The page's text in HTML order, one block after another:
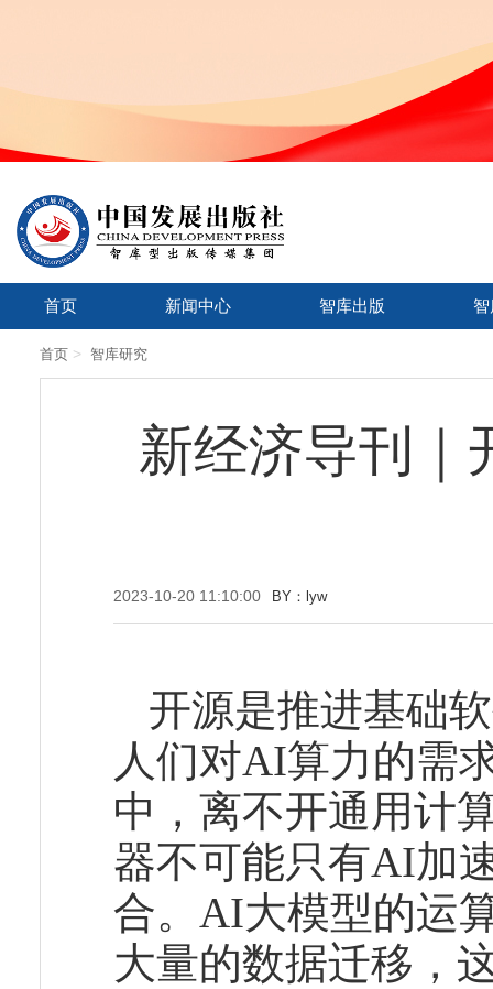
首页 新闻中心 智库出版
首页 > 智库研究
新经济导刊｜
2023-10-20 11:10:00 BY：lyw
开源是推进基础
人们对AI算力的需
中，离不开通用计
器不可能只有AI加
合。AI大模型的运
大量的数据迁移，